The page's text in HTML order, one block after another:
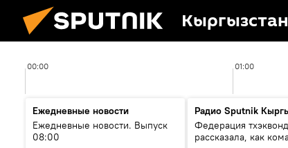
Кыргызстан
00:00 01:00
Ежедневные новости
Ежедневные новости. Выпуск
08:00
Радио Sputnik
Федерация
рассказала, как